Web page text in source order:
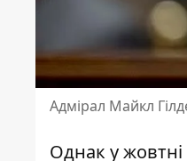
Адмірал Майкл
Однак у